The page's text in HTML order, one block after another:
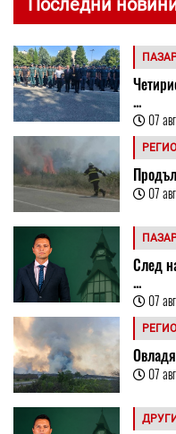
Последни
...
07 авг
07 авг
След
...
07 авг
07 авг
ДРУГИ